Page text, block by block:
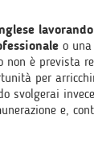
o una
non è prevista
per
svolgerai
e,